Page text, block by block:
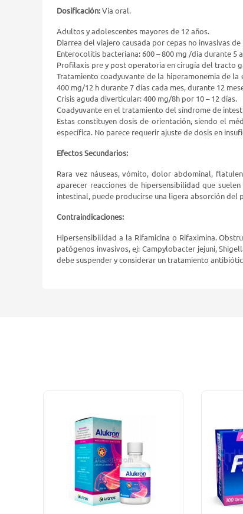
Dosificación:Vía oral.
Adultos y adolescentes mayores de 12 años.
Diarrea del viajero causada por cepas no invasivas de
Enterocolitis bacteriana: 600 – 800 mg /día durante 5
Profilaxis pre y post operatoria en cirugía del tracto
Tratamiento coadyuvante de la hiperamonemia de
400 mg/12 h durante 7 días cada mes, durante 12
Crisis aguda diverticular: 400 mg/8h por 10 – 12 días.
Coadyuvante en el tratamiento del síndrome de
Estas constituyen dosis de orientación, siendo el
específica. No parece requerir ajuste de dosis en
Efectos Secundarios:
Rara vez náuseas, vómito, dolor abdominal,
aparecer reacciones de hipersensibilidad que
intestinal, puede producirse una ligera absorción del
Contraindicaciones:
Hipersensibilidad a la Rifamicina o Rifaximina.
patógenos invasivos, ej: Campylobacter jejuni,
debe suspender y considerar un tratamiento